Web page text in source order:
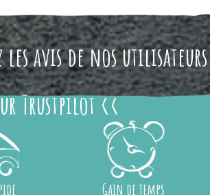
les avis de nos utilisateurs
Trustpilot <<
Gain de temps